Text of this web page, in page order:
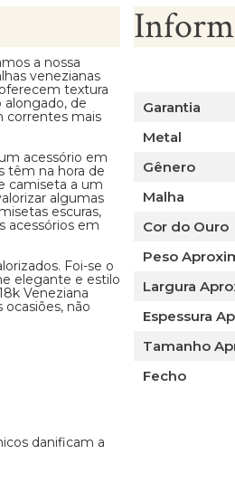
a nossa
venezianas
textura
alongado, de
correntes mais
acessório em
têm na hora de
camiseta a um
algumas
escuras,
acessórios em
Foi-se o
elegante e estilo
Veneziana
não
danificam a
Garantia
Metal
Gênero
Malha
Cor do Ouro
Peso
Largura
Espessura
Tamanho
Fecho